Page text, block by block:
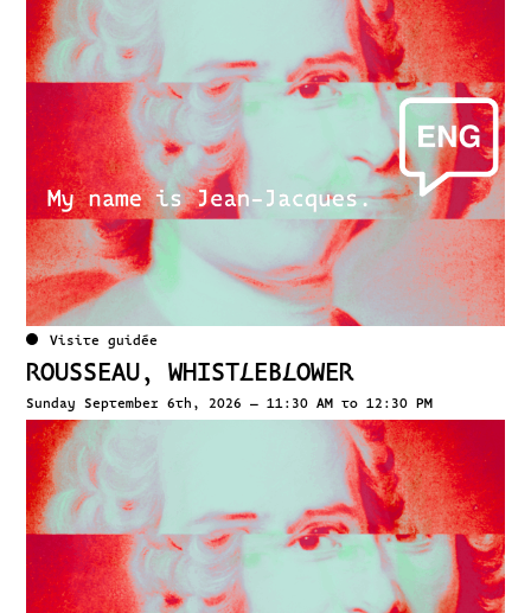
Visite guidée
ROUSSEAU, WHISTLEBLOWER
Sunday September 6th, 2026 – 11:30 AM to 12:30 PM